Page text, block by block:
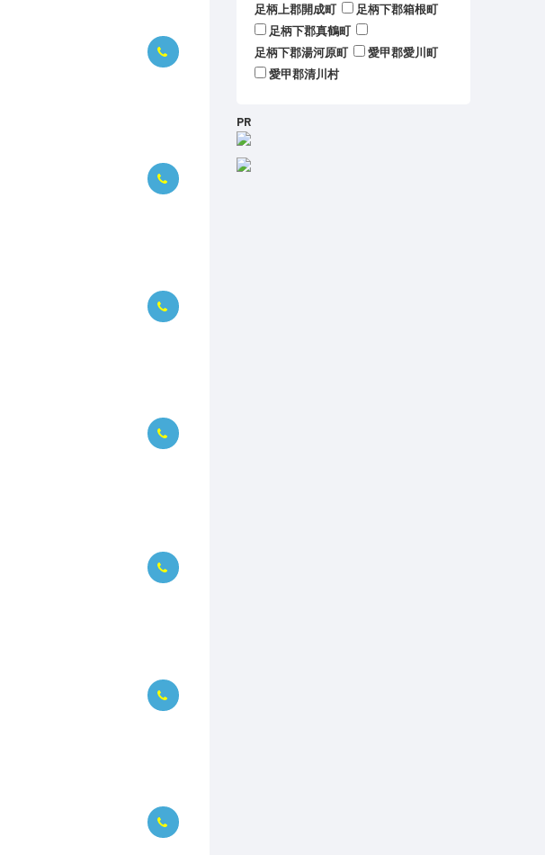
足柄上郡開成町
足柄下郡箱根町
足柄下郡真鶴町
足柄下郡湯河原町
愛甲郡愛川町
愛甲郡清川村
PR